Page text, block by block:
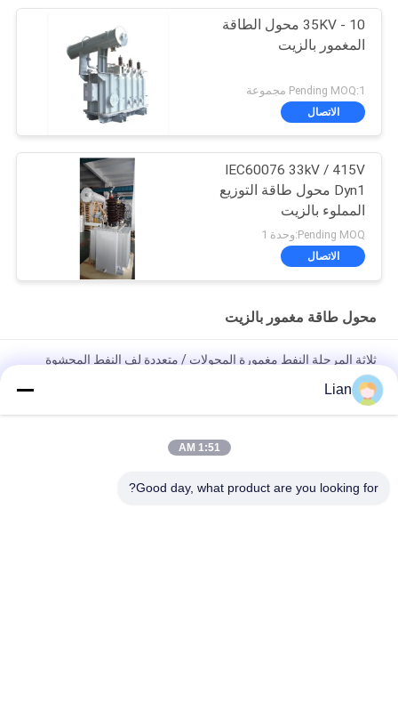
10 - 35KV محول الطاقة
المغمور بالزيت
Pending MOQ:1 مجموعة
الاتصال
IEC60076 33kV / 415V
Dyn1 محول طاقة التوزيع
المملوء بالزيت
Pending MOQ:وحدة 1
الاتصال
محول طاقة مغمور بالزيت
ثلاثة المرحلة النفط مغمورة المحولات / متعددة لف النفط المحشوة
المحولات
محول طاقة مغطى بالزيت 200 كيلو فولت 33 كيلو فولت مع اتصال
للتخصيص للشبكات الكهربائية الموثوقة
Lian
1:51 AM
Good day, what product are you looking for?